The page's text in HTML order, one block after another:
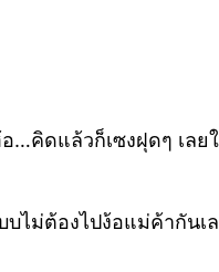
…คิดแล้วก็เซงฝุดๆ เล
ไม่ต้องไปง้อแม่ค้ากันเ